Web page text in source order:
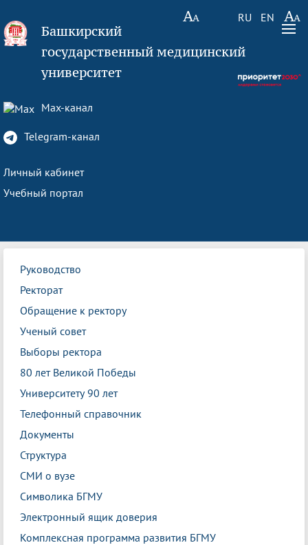
RU EN
Башкирский
государственный медицинский
университет
Max-канал
Telegram-канал
Личный кабинет
Учебный портал
Руководство
Ректорат
Обращение к ректору
Ученый совет
Выборы ректора
80 лет Великой Победы
Университету 90 лет
Телефонный справочник
Документы
Структура
СМИ о вузе
Символика БГМУ
Электронный ящик доверия
Комплексная программа развития БГМУ